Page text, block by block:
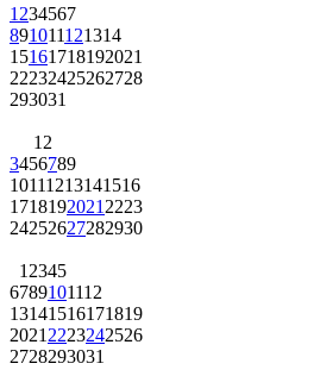
1 234567
891011121314
15161718192021
22232425262728
293031
1 2
3456789
10111213141516
1718192021 2223
24252627282930
1 2345
6789101112
13141516171819
2021 2223242526
2728293031